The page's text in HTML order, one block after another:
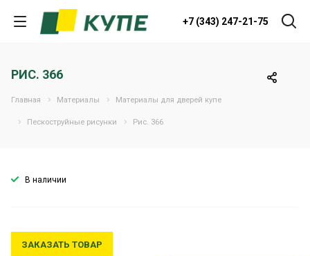
+7 (343) 247-21-75
РИС. 366
Главная Материалы Материалы для дверей купе
Пескоструйные рисунки Рис. 366
В наличии
ЗАКАЗАТЬ ТОВАР